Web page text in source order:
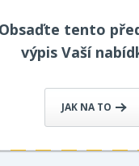
Obsaďte tento
výpis Vaší
JAK NA TO